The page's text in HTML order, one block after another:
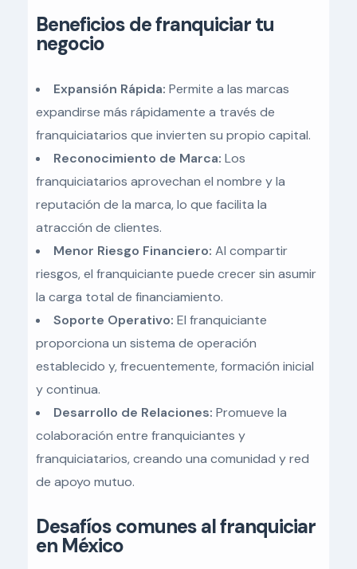
Beneficios de franquiciar tu
negocio
Expansión Rápida: Permite a las marcas
expandirse más rápidamente a través de
franquiciatarios que invierten su propio capital.
Reconocimiento de Marca: Los
franquiciatarios aprovechan el nombre y la
reputación de la marca, lo que facilita la
atracción de clientes.
Menor Riesgo Financiero: Al compartir
riesgos, el franquiciante puede crecer sin asumir
la carga total de financiamiento.
Soporte Operativo: El franquiciante
proporciona un sistema de operación
establecido y, frecuentemente, formación inicial
y continua.
Desarrollo de Relaciones: Promueve la
colaboración entre franquiciantes y
franquiciatarios, creando una comunidad y red
de apoyo mutuo.
Desafíos comunes al franquiciar
en México